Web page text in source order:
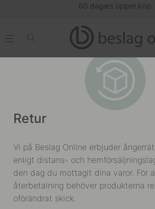
60 dagars öppet köp
Retur
Vi på Beslag Online erbjuder
enligt distans- och
den dag du mottagit dina varor. För
återbetalning behöver produkterna
oförändrat skick.